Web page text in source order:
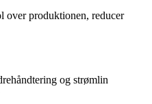
over produktionen, reducer
og strømlin